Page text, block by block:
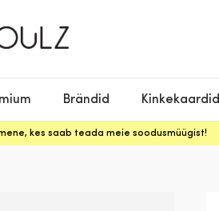
Brändid Kinkekaardid
kes saab teada meie soodusmüügist!